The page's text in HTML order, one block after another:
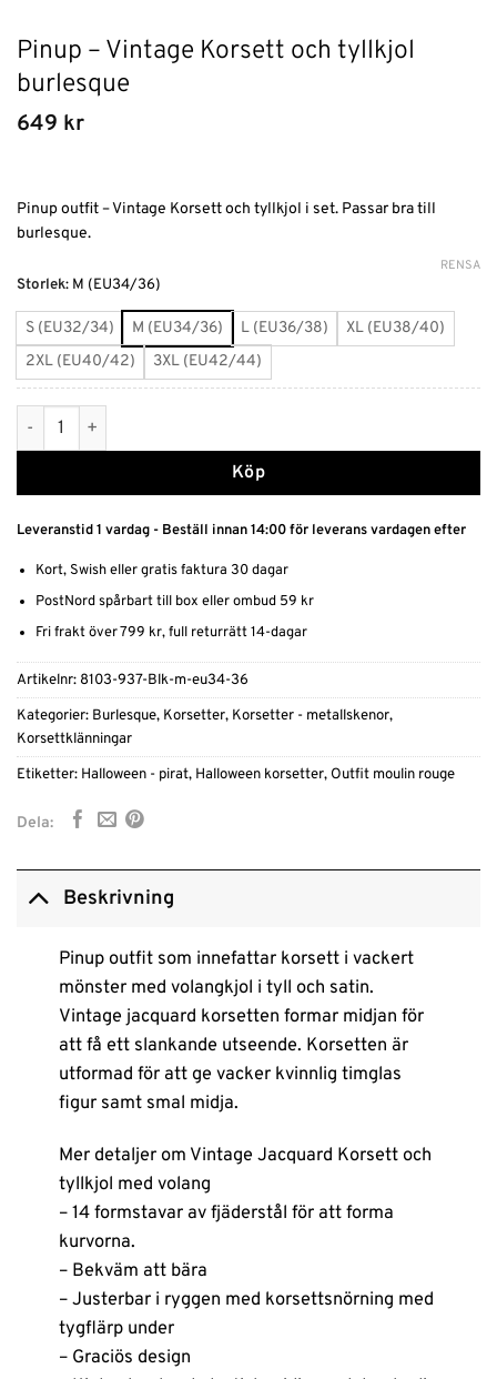
Pinup – Vintage Korsett och tyllkjol
burlesque
649 kr
Pinup outfit – Vintage Korsett och tyllkjol i set. Passar bra till
burlesque.
Storlek: M (EU34/36)
S (EU32/34) M (EU34/36) L (EU36/38)
XL (EU38/40)
2XL (EU40/42)
3XL (EU42/44)
RENSA
Pinup - Vintage Korsett och tyllkjol burlesque mängd
Köp
Alternative:
Leveranstid 1 vardag - Beställ innan 14:00 för leverans vardagen efter
Kort, Swish eller gratis faktura 30 dagar
PostNord spårbart till box eller ombud 59 kr
Fri frakt över 799 kr, full returrätt 14-dagar
Artikelnr: 8103-937-Blk-m-eu34-36
Kategorier: Burlesque, Korsetter, Korsetter - metallskenor,
Korsettklänningar
Etiketter: Halloween - pirat, Halloween korsetter, Outfit moulin rouge
Dela:
Beskrivning
Pinup outfit som innefattar korsett i vackert
mönster med volangkjol i tyll och satin.
Vintage jacquard korsetten formar midjan för
att få ett slankande utseende. Korsetten är
utformad för att ge vacker kvinnlig timglas
figur samt smal midja.
Mer detaljer om Vintage Jacquard Korsett och
tyllkjol med volang
– 14 formstavar av fjäderstål för att forma
kurvorna.
– Bekväm att bära
– Justerbar i ryggen med korsettsnörning med
tygflärp under
– Graciös design